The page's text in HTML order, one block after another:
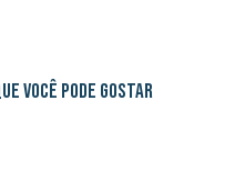
VOCÊ PODE GOSTAR